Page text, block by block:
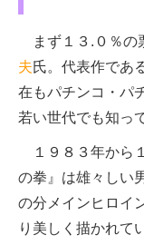
まず１３.０％の
夫氏。代表作であ
在もパチンコ・パ
若い世代でも知っ
１９８３年から
の拳』は雄々しい
の分メインヒロイ
り美しく描かれて